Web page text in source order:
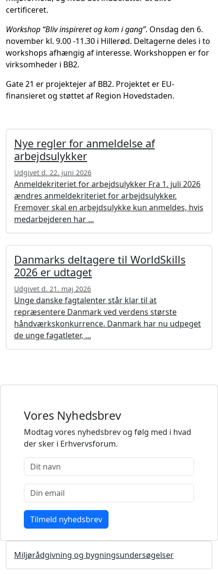
certificeret.
Workshop “Bliv inspireret og kom i gang”. Onsdag den 6.
november kl. 9.00 -11.30 i Hillerød. Deltagerne deles i to
workshops afhængig af interesse. Workshoppen er for
virksomheder i BB2.
Gate 21 er projektejer af BB2. Projektet er EU-
finansieret og støttet af Region Hovedstaden.
Nye regler for anmeldelse af
arbejdsulykker
Udgivet d. 22. juni 2026
Anmeldekriteriet for arbejdsulykker Fra 1. juli 2026
ændres anmeldekriteriet for arbejdsulykker.
Fremover skal en arbejdsulykke kun anmeldes, hvis
medarbejderen har ...
Danmarks deltagere til WorldSkills
2026 er udtaget
Udgivet d. 21. maj 2026
Unge danske fagtalenter står klar til at
repræsentere Danmark ved verdens største
håndværkskonkurrence. Danmark har nu udpeget
de unge fagatleter, ...
Vores Nyhedsbrev
Modtag vores nyhedsbrev og følg med i hvad
der sker i Erhvervsforum.
Miljørådgivning og bygningsundersøgelser